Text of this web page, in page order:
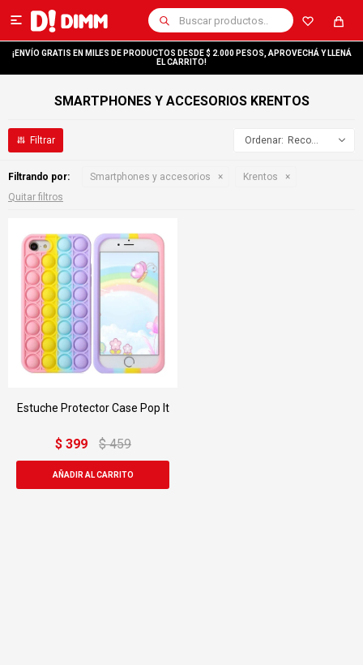

¡ENVÍO GRATIS EN MILES DE PRODUCTOS DESDE $ 2.000 PESOS, APROVECHÁ Y LLENÁ
EL CARRITO!
SMARTPHONES Y ACCESORIOS KRENTOS
Recomendados
Filtrando por: Smartphones y accesorios
Krentos
Quitar filtros
Estuche Protector Case Pop It
$ 399 $ 459